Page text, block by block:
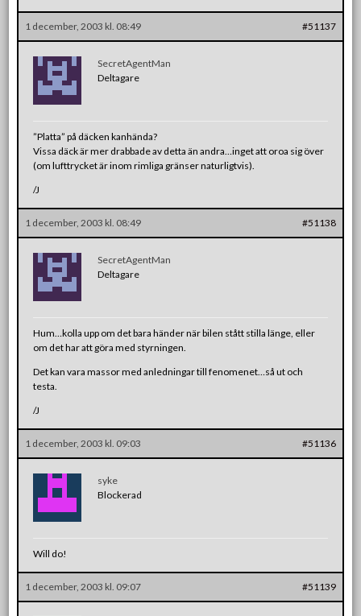
1 december, 2003 kl. 08:49 #51137
SecretAgentMan
Deltagare
”Platta” på däcken kanhända?
Vissa däck är mer drabbade av detta än andra…inget att oroa sig över
(om lufttrycket är inom rimliga gränser naturligtvis).
/J
1 december, 2003 kl. 08:49 #51138
SecretAgentMan
Deltagare
Hum…kolla upp om det bara händer när bilen stått stilla länge, eller
om det har att göra med styrningen.
Det kan vara massor med anledningar till fenomenet…så ut och
testa.
/J
1 december, 2003 kl. 09:03 #51136
syke
Blockerad
Will do!
1 december, 2003 kl. 09:07 #51139